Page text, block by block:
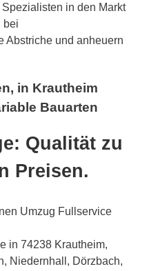
in den Markt
bei
Abstriche und anheuern
in Krautheim
Bauarten
Qualität zu
Preisen.
Umzug Fullservice
in 74238 Krautheim,
Niedernhall, Dörzbach,